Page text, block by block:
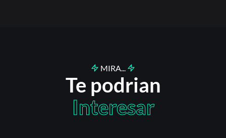
MIRA...
Te podrian
Interesar